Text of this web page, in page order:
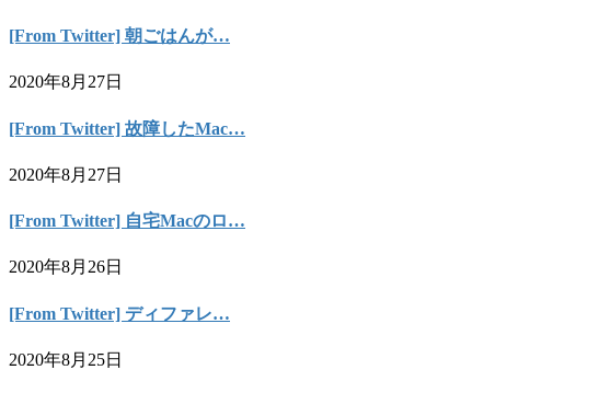
[From Twitter] 朝ごはんが…
2020年8月27日
[From Twitter] 故障したMac…
2020年8月27日
[From Twitter] 自宅Macのロ…
2020年8月26日
[From Twitter] ディファレ…
2020年8月25日